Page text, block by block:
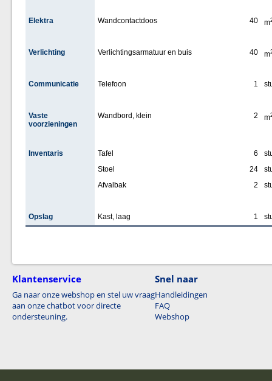
Elektra Wandcontactdoos 40 m
Verlichting Verlichtingsarmatuur en buis 40 m
Communicatie Telefoon 1
Vaste
voorzieningen
Wandbord, klein 2 m
Inventaris Tafel 6
Stoel
24
Afvalbak
2
Opslag Kast, laag 1
Klantenservice
Ga naar onze webshop en stel uw vraag
aan onze chatbot voor directe
ondersteuning.
Snel naar
Handleidingen
FAQ
Webshop